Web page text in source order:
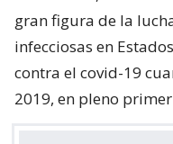
gran figura de la
infecciosas en
contra el covid-19
2019, en pleno